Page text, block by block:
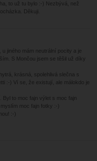
to už tu bylo :-) Nezbývá, než
Děkuji.
jiného mám neutrální pocity a je
S Mončou jsem se těšil už díky
krásná, spolehlivá slečna s
:-) Ví se, že existují, ale málokdo je
to moc fajn výlet s moc fajn
moc fajn fotky :-)
:-)